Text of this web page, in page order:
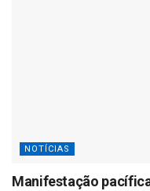
NOTÍCIAS
Manifestação